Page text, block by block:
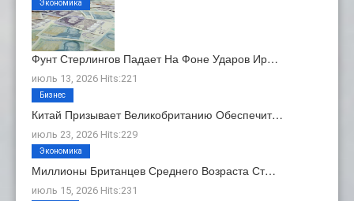
Фунт Стерлингов Падает На Фоне Ударов Ир…
июль 13, 2026 Hits:221
Экономика
Китай Призывает Великобританию Обеспечит…
июль 23, 2026 Hits:229
Бизнес
Миллионы Британцев Среднего Возраста Ст…
июль 15, 2026 Hits:231
Экономика